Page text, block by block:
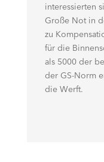
interessierten
Große Not in
zu
für die
als 5000 der
der GS-Norm
die Werft.